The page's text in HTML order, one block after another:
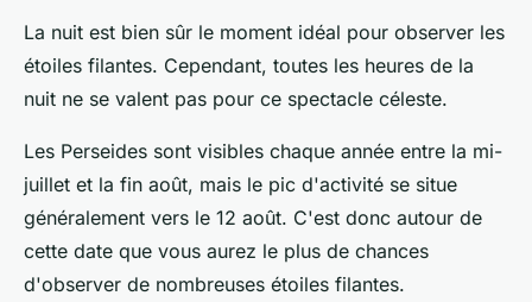
La nuit est bien sûr le moment idéal pour observer les
étoiles filantes. Cependant, toutes les heures de la
nuit ne se valent pas pour ce spectacle céleste.
Les Perseides sont visibles chaque année entre la mi-
juillet et la fin août, mais le pic d'activité se situe
généralement vers le 12 août. C'est donc autour de
cette date que vous aurez le plus de chances
d'observer de nombreuses étoiles filantes.